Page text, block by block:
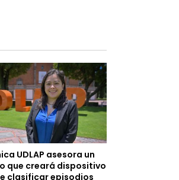
UDLAP asesora un
que creará dispositivo
clasificar episodios